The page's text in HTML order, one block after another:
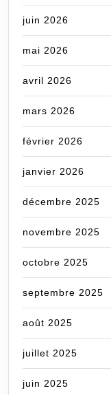
juin 2026
mai 2026
avril 2026
mars 2026
février 2026
janvier 2026
décembre 2025
novembre 2025
octobre 2025
septembre 2025
août 2025
juillet 2025
juin 2025